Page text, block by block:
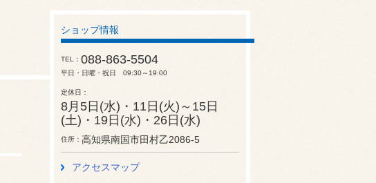
ショップ情報
TEL 088-863-5504
平日・日曜・祝日 09:30～19:00
定休日
8月5日(水)・11日(火)～15日
(土)・19日(水)・26日(水)
住所 高知県南国市田村乙2086-5
アクセスマップ